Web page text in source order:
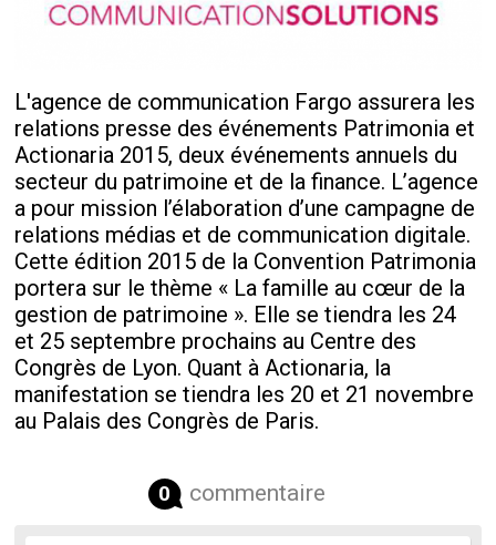
L'agence de communication Fargo assurera les
relations presse des événements Patrimonia et
Actionaria 2015, deux événements annuels du
secteur du patrimoine et de la finance. L’agence
a pour mission l’élaboration d’une campagne de
relations médias et de communication digitale.
Cette édition 2015 de la Convention Patrimonia
portera sur le thème « La famille au cœur de la
gestion de patrimoine ». Elle se tiendra les 24
et 25 septembre prochains au Centre des
Congrès de Lyon. Quant à Actionaria, la
manifestation se tiendra les 20 et 21 novembre
au Palais des Congrès de Paris.
0 commentaire